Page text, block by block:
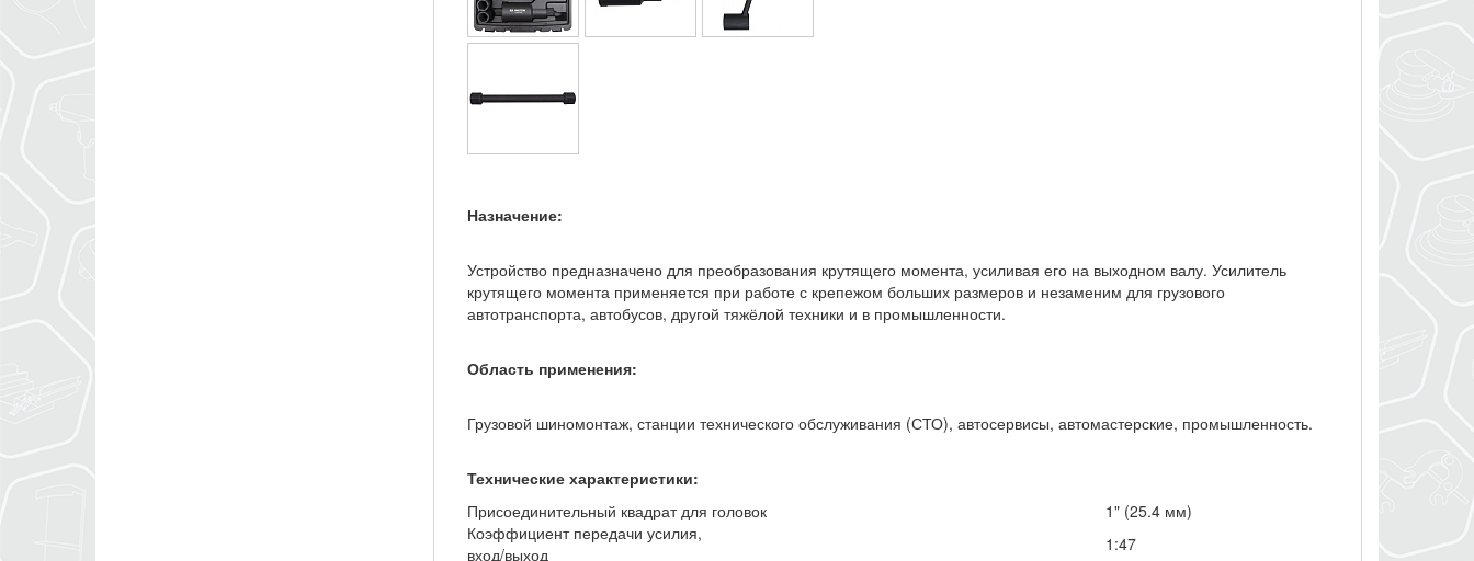
Назначение:
Устройство предназначено для преобразования крутящего момента, усиливая его на выходном валу. Усилитель
крутящего момента применяется при работе с крепежом больших размеров и незаменим для грузового
автотранспорта, автобусов, другой тяжёлой техники и в промышленности.
Область применения:
Грузовой шиномонтаж, станции технического обслуживания (СТО), автосервисы, автомастерские, промышленность.
Технические характеристики:
Присоединительный квадрат для головок
1" (25.4 мм)
Коэффициент передачи усилия,
вход/выход
1:47